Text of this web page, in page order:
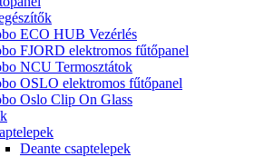
ECO HUB Vezérlés
FJORD elektromos fűtőpanel
NCU Termosztátok
OSLO elektromos fűtőpanel
Oslo Clip On Glass
Deante csaptelepek